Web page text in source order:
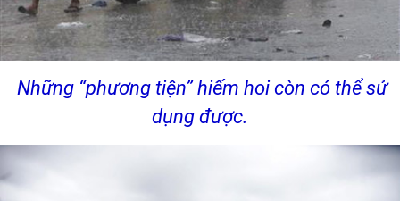
Những “phương tiện” hiếm hoi còn có thể sử
dụng được.